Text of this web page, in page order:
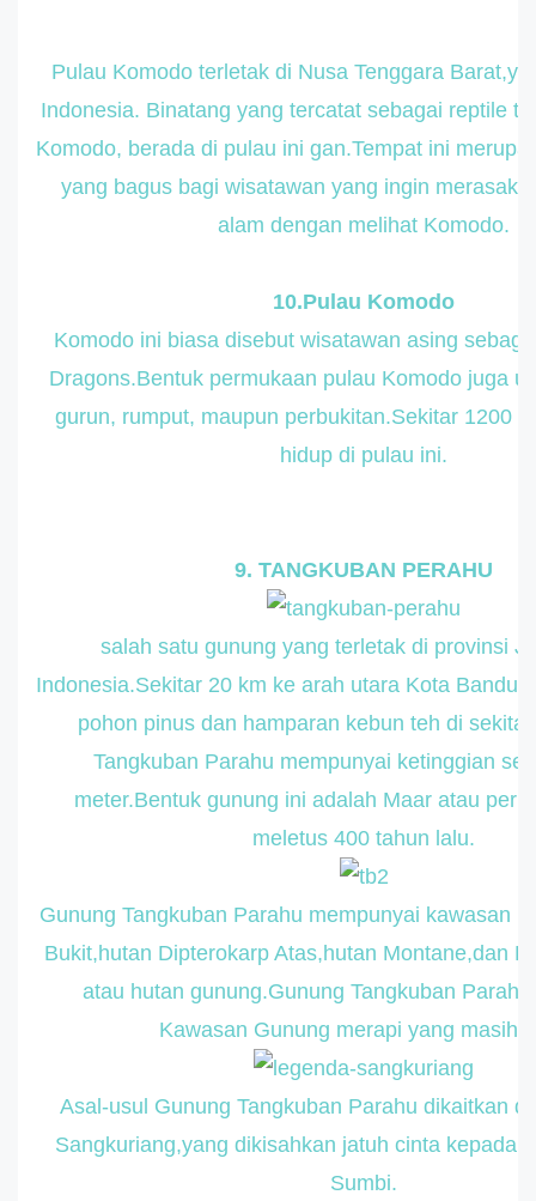
Pulau Komodo terletak di Nusa Tenggara
Indonesia. Binatang yang tercatat sebagai reptile
Komodo, berada di pulau ini gan.Tempat ini
yang bagus bagi wisatawan yang ingin
alam dengan melihat Komodo.
10.Pulau Komodo
Komodo ini biasa disebut wisatawan asing
Dragons.Bentuk permukaan pulau Komodo juga
gurun, rumput, maupun perbukitan.Sekitar 1200
hidup di pulau ini.
9. TANGKUBAN PERAHU
salah satu gunung yang terletak di provinsi
Indonesia.Sekitar 20 km ke arah utara Kota
pohon pinus dan hamparan kebun teh di
Tangkuban Parahu mempunyai ketinggian
meter.Bentuk gunung ini adalah Maar atau
meletus 400 tahun lalu.
Gunung Tangkuban Parahu mempunyai kawasan
Bukit,hutan Dipterokarp Atas,hutan Montane,dan
atau hutan gunung.Gunung Tangkuban
Kawasan Gunung merapi yang masih
Asal-usul Gunung Tangkuban Parahu dikaitkan
Sangkuriang,yang dikisahkan jatuh cinta kepada
Sumbi.